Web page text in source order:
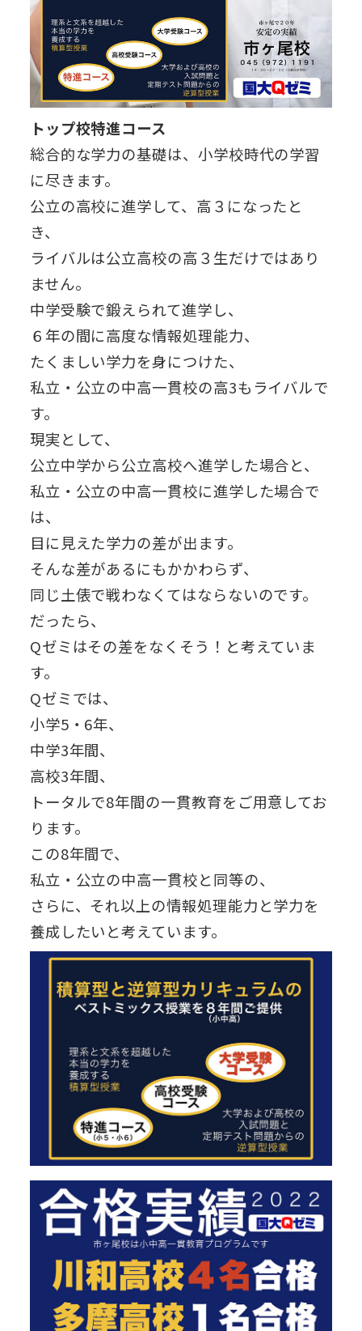
トップ校特進コース
総合的な学力の基礎は、小学校時代の学習
に尽きます。
公立の高校に進学して、高３になったと
き、
ライバルは公立高校の高３生だけではあり
ません。
中学受験で鍛えられて進学し、
６年の間に高度な情報処理能力、
たくましい学力を身につけた、
私立・公立の中高一貫校の高3もライバルで
す。
現実として、
公立中学から公立高校へ進学した場合と、
私立・公立の中高一貫校に進学した場合で
は、
目に見えた学力の差が出ます。
そんな差があるにもかかわらず、
同じ土俵で戦わなくてはならないのです。
だったら、
Qゼミはその差をなくそう！と考えていま
す。
Qゼミでは、
小学5・6年、
中学3年間、
高校3年間、
トータルで8年間の一貫教育をご用意してお
ります。
この8年間で、
私立・公立の中高一貫校と同等の、
さらに、それ以上の情報処理能力と学力を
養成したいと考えています。